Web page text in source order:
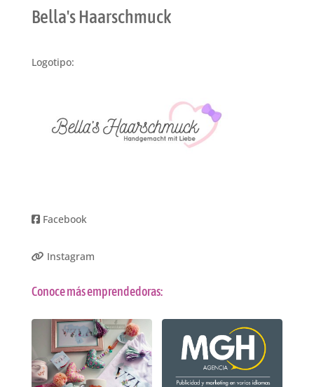
Bella's Haarschmuck
Logotipo:
Facebook
Instagram
Conoce más emprendedoras: